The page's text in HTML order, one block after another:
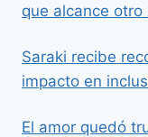
que alcance
Saraki recibe
impacto en
El amor quedó